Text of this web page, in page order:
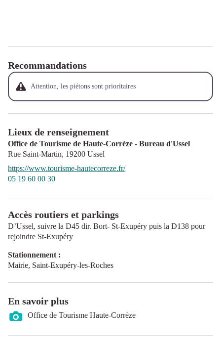
Recommandations
Attention, les piétons sont prioritaires
Lieux de renseignement
Office de Tourisme de Haute-Corrèze - Bureau d'Ussel
Rue Saint-Martin, 19200 Ussel
https://www.tourisme-hautecorreze.fr/
05 19 60 00 30
Accès routiers et parkings
D’Ussel, suivre la D45 dir. Bort- St-Exupéry puis la D138 pour
rejoindre St-Exupéry
Stationnement :
Mairie, Saint-Exupéry-les-Roches
En savoir plus
Office de Tourisme Haute-Corrèze